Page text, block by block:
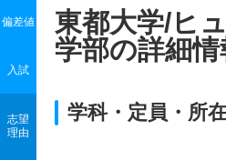
偏差値
入試
志望
理由
東都大学/ヒ
学部の詳細情
学科・定員・所